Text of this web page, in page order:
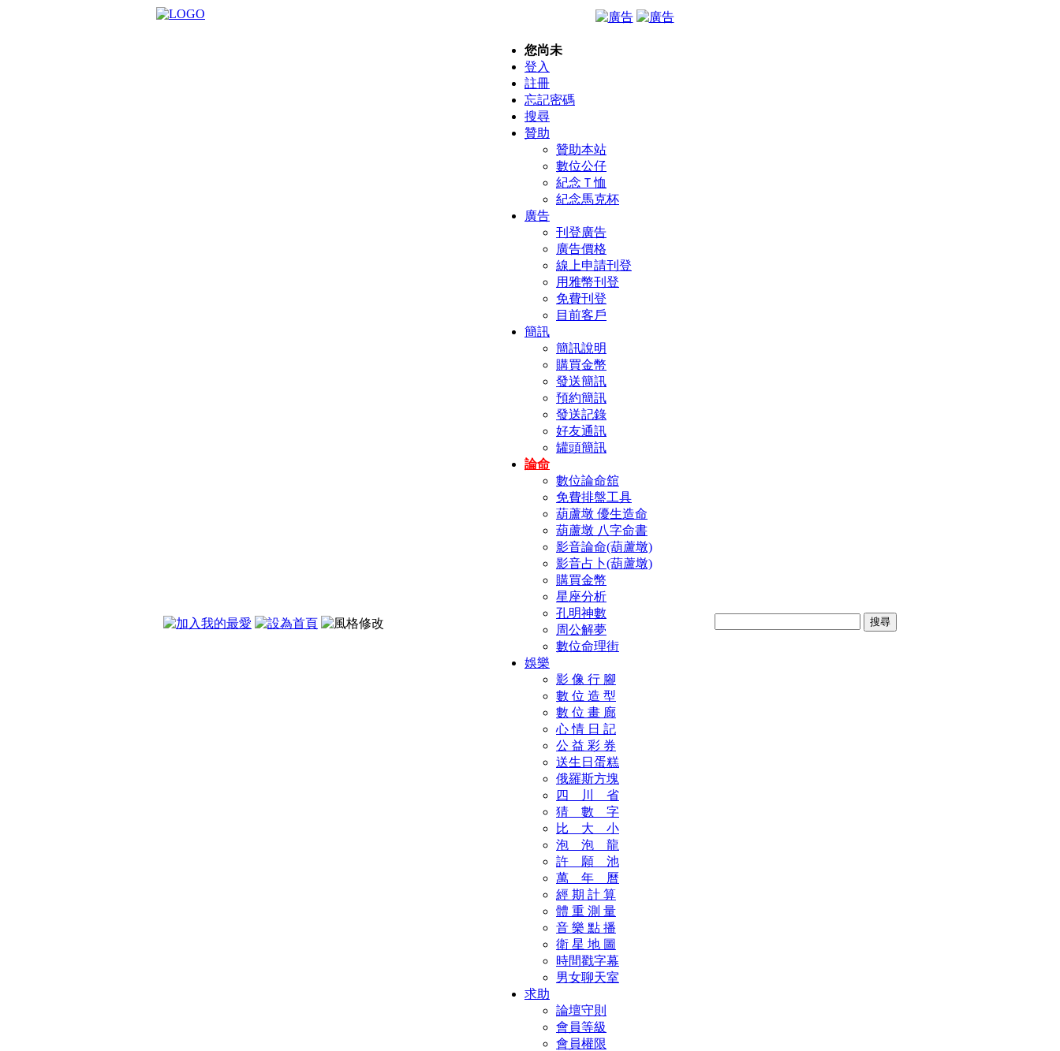
您尚未
登入
註冊
忘記密碼
搜尋
贊助
贊助本站
數位公仔
紀念Ｔ恤
紀念馬克杯
廣告
刊登廣告
廣告價格
線上申請刊登
用雅幣刊登
免費刊登
目前客戶
簡訊
簡訊說明
購買金幣
發送簡訊
預約簡訊
發送記錄
好友通訊
罐頭簡訊
論命
數位論命舘
免費排盤工具
葫蘆墩 優生造命
葫蘆墩 八字命書
影音論命(葫蘆墩)
影音占卜(葫蘆墩)
購買金幣
星座分析
孔明神數
周公解夢
數位命理街
娛樂
影 像 行 腳
數 位 造 型
數 位 畫 廊
心 情 日 記
公 益 彩 券
送生日蛋糕
俄羅斯方塊
四 川 省
猜 數 字
比 大 小
泡 泡 龍
許 願 池
萬 年 曆
經 期 計 算
體 重 測 量
音 樂 點 播
衛 星 地 圖
時間戳字幕
男女聊天室
求助
論壇守則
會員等級
會員權限